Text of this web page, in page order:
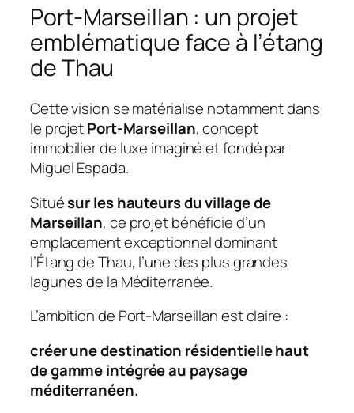
Port-Marseillan : un projet
emblématique face à l’étang
de Thau
Cette vision se matérialise notamment dans
le projetPort-Marseillan, concept
immobilier de luxe imaginé et fondé par
Miguel Espada.
Situésur les hauteurs du village de
Marseillan, ce projet bénéficie d’un
emplacement exceptionnel dominant
l’Étang de Thau, l’une des plus grandes
lagunes de la Méditerranée.
L’ambition de Port-Marseillan est claire :
créer une destination résidentielle haut
de gamme intégrée au paysage
méditerranéen.